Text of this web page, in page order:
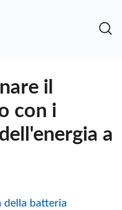
il
con i
a
della batteria